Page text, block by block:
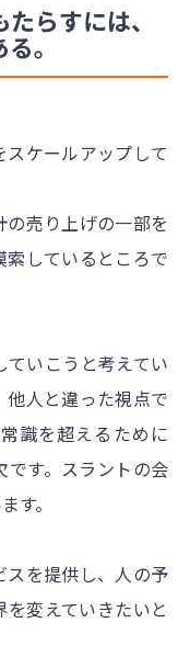
らすには、
。
ケールアップして
売り上げの一部を
しているところで
ていこうと考えてい
他人と違った視点で
識を超えるために
です。スラントの会
す。
を提供し、人の予
変えていきたいと